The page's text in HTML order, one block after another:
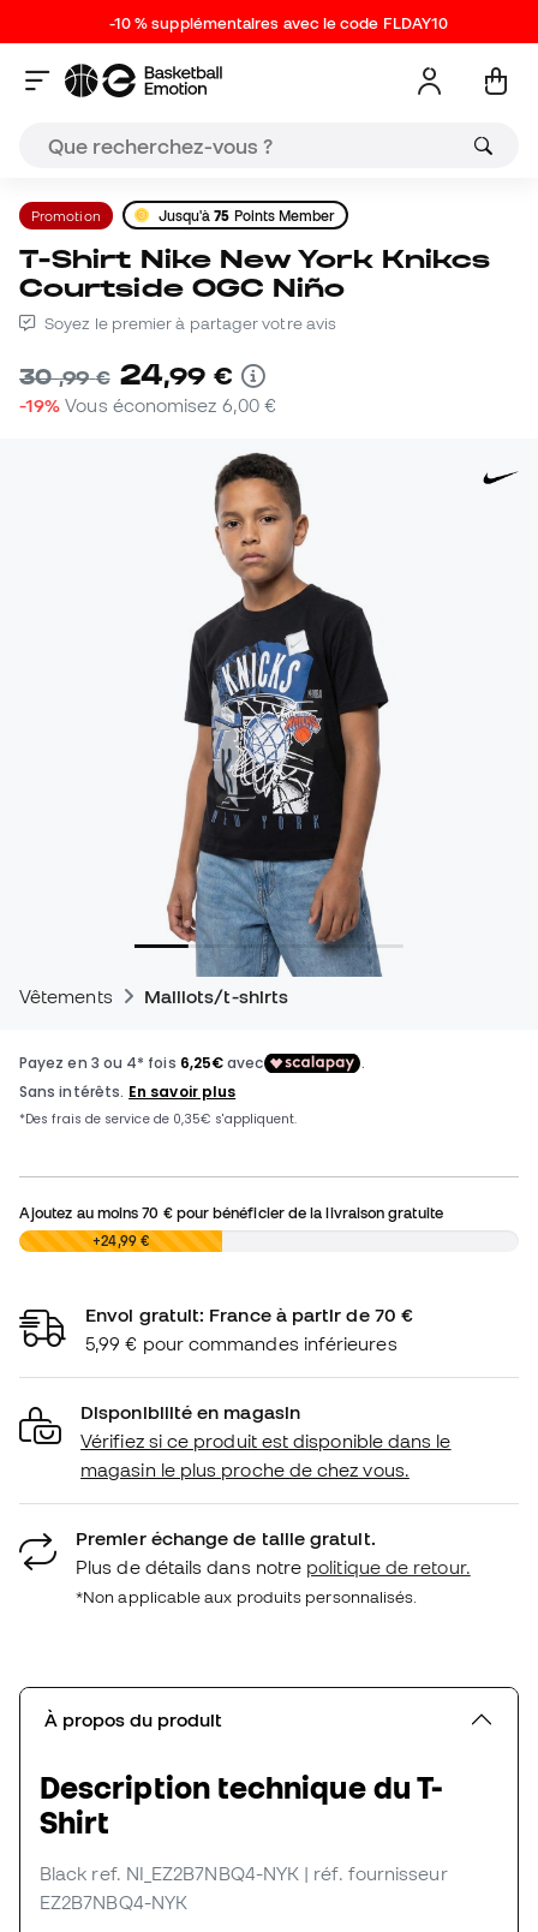
-10 % supplémentaires avec le code FLDAY10
Promotion Jusqu'à75 Points Member
T-Shirt Nike New York Knikcs
Courtside OGC Niño
Soyez le premier à partager votre avis
30,99 € 24,99 €
-19% Vous économisez 6,00 €
Vêtements Maillots/t-shirts
Ajoutez au moins70 €pour bénéficier de la livraison gratuite
0,00 € +24,99 €
Envoi gratuit: France à partir de 70 €
5,99 € pour commandes inférieures
Disponibilité en magasin
Vérifiez si ce produit est disponible dans le
magasin le plus proche de chez vous.
Premier échange de taille gratuit.
Plus de détails dans notre politique de retour.
*Non applicable aux produits personnalisés.
À propos du produit
Description technique du T-
Shirt
Black ref. NI_EZ2B7NBQ4-NYK | réf. fournisseur
EZ2B7NBQ4-NYK